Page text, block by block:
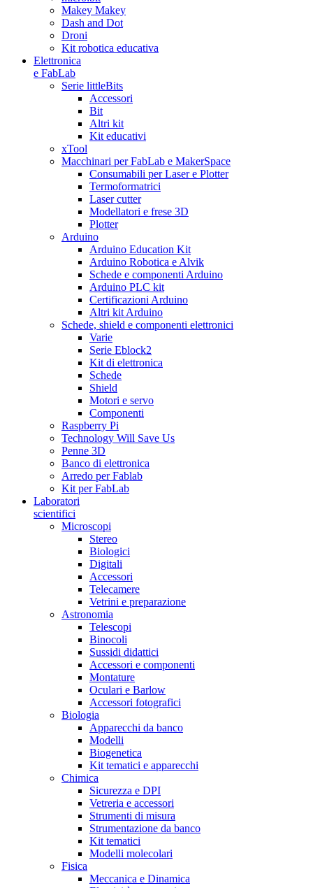
Makey Makey
Dash and Dot
Droni
Kit robotica educativa
Elettronica
e FabLab
Serie littleBits
Accessori
Bit
Altri kit
Kit educativi
xTool
Macchinari per FabLab e MakerSpace
Consumabili per Laser e Plotter
Termoformatrici
Laser cutter
Modellatori e frese 3D
Plotter
Arduino
Arduino Education Kit
Arduino Robotica e Alvik
Schede e componenti Arduino
Arduino PLC kit
Certificazioni Arduino
Altri kit Arduino
Schede, shield e componenti elettronici
Varie
Serie Eblock2
Kit di elettronica
Schede
Shield
Motori e servo
Componenti
Raspberry Pi
Technology Will Save Us
Penne 3D
Banco di elettronica
Arredo per Fablab
Kit per FabLab
Laboratori
scientifici
Microscopi
Stereo
Biologici
Digitali
Accessori
Telecamere
Vetrini e preparazione
Astronomia
Telescopi
Binocoli
Sussidi didattici
Accessori e componenti
Montature
Oculari e Barlow
Accessori fotografici
Biologia
Apparecchi da banco
Modelli
Biogenetica
Kit tematici e apparecchi
Chimica
Sicurezza e DPI
Vetreria e accessori
Strumenti di misura
Strumentazione da banco
Kit tematici
Modelli molecolari
Fisica
Meccanica e Dinamica